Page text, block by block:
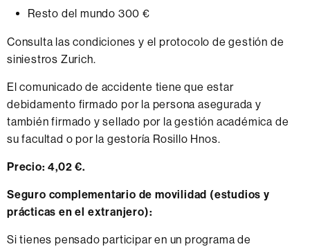
Resto del mundo 300 €
Consulta las condiciones y el protocolo de gestión de
siniestros Zurich.
El comunicado de accidente tiene que estar
debidamento firmado por la persona asegurada y
también firmado y sellado por la gestión académica de
su facultad o por la gestoría Rosillo Hnos.
Precio: 4,02 €.
Seguro complementario de movilidad (estudios y
prácticas en el extranjero):
Si tienes pensado participar en un programa de